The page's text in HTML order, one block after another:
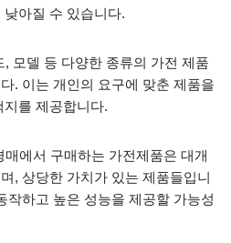
아질 수 있습니다.
모델 등 다양한 종류의 가전 제품
. 이는 개인의 요구에 맞춘 제품을
를 제공합니다.
에서 구매하는 가전제품은 대개
, 상당한 가치가 있는 제품들입니
작하고 높은 성능을 제공할 가능성